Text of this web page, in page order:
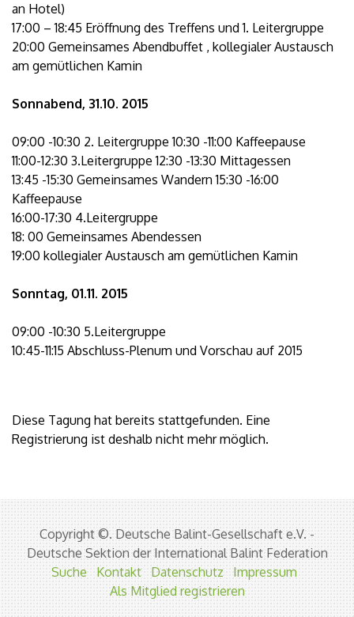
an Hotel)
17:00 – 18:45 Eröffnung des Treffens und 1. Leitergruppe
20:00 Gemeinsames Abendbuffet , kollegialer Austausch
am gemütlichen Kamin
Sonnabend, 31.10. 2015
09:00 -10:30 2. Leitergruppe 10:30 -11:00 Kaffeepause
11:00-12:30 3.Leitergruppe 12:30 -13:30 Mittagessen
13:45 -15:30 Gemeinsames Wandern 15:30 -16:00
Kaffeepause
16:00-17:30 4.Leitergruppe
18: 00 Gemeinsames Abendessen
19:00 kollegialer Austausch am gemütlichen Kamin
Sonntag, 01.11. 2015
09:00 -10:30 5.Leitergruppe
10:45-11:15 Abschluss-Plenum und Vorschau auf 2015
Diese Tagung hat bereits stattgefunden. Eine
Registrierung ist deshalb nicht mehr möglich.
Copyright ©. Deutsche Balint-Gesellschaft e.V. -
Deutsche Sektion der International Balint Federation
Suche
Kontakt Datenschutz
Impressum
Als Mitglied registrieren